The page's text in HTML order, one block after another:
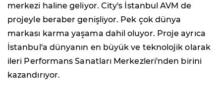
merkezi haline geliyor. City's İstanbul AVM de
projeyle beraber genişliyor. Pek çok dünya
markası karma yaşama dahil oluyor. Proje ayrıca
İstanbul'a dünyanın en büyük ve teknolojik olarak
ileri Performans Sanatları Merkezleri'nden birini
kazandırıyor.